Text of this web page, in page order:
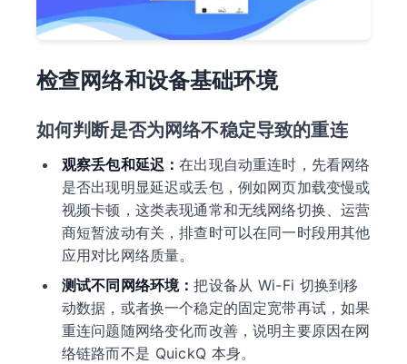
检查网络和设备基础环境
如何判断是否为网络不稳定导致的重连
观察丢包和延迟：在出现自动重连时，先看网络
是否出现明显延迟或丢包，例如网页加载变慢或
视频卡顿，这类表现通常和无线网络切换、运营
商短暂波动有关，排查时可以在同一时段用其他
应用对比网络质量。
测试不同网络环境：把设备从 Wi-Fi 切换到移
动数据，或者换一个稳定的固定宽带再试，如果
重连问题随网络变化而改善，说明主要原因在网
络链路而不是 QuickQ 本身。